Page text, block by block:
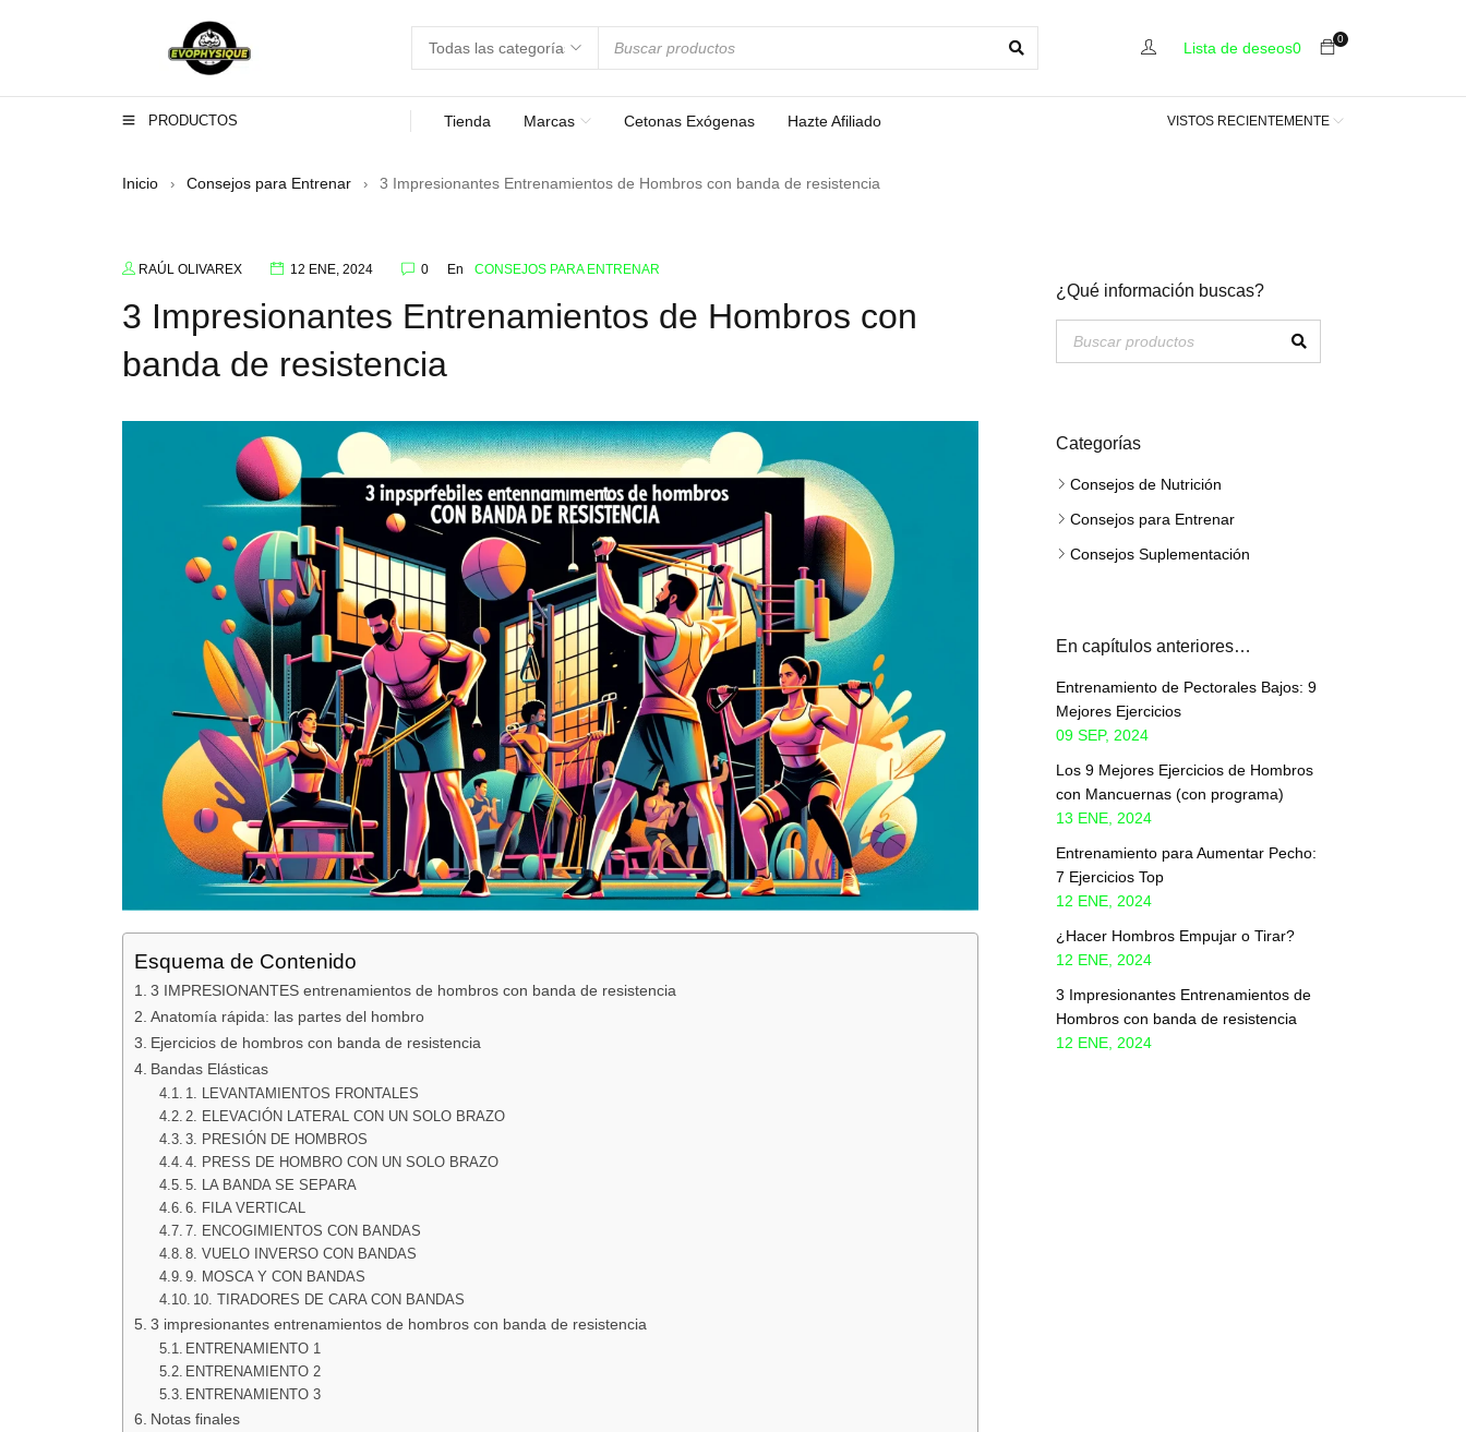
0
Lista de deseos0
PRODUCTOS Tienda Marcas Cetonas Exógenas Hazte Afiliado VISTOS RECIENTEMENTE
Inicio › Consejos para Entrenar › 3 Impresionantes Entrenamientos de Hombros con banda de resistencia
RAÚL OLIVAREX 12 ENE, 2024 0 En CONSEJOS PARA ENTRENAR
3 Impresionantes Entrenamientos de Hombros con
banda de resistencia
Esquema de Contenido
3 IMPRESIONANTES entrenamientos de hombros con banda de resistencia
Anatomía rápida: las partes del hombro
Ejercicios de hombros con banda de resistencia
Bandas Elásticas
1. LEVANTAMIENTOS FRONTALES
2. ELEVACIÓN LATERAL CON UN SOLO BRAZO
3. PRESIÓN DE HOMBROS
4. PRESS DE HOMBRO CON UN SOLO BRAZO
5. LA BANDA SE SEPARA
6. FILA VERTICAL
7. ENCOGIMIENTOS CON BANDAS
8. VUELO INVERSO CON BANDAS
9. MOSCA Y CON BANDAS
10. TIRADORES DE CARA CON BANDAS
3 impresionantes entrenamientos de hombros con banda de resistencia
ENTRENAMIENTO 1
ENTRENAMIENTO 2
ENTRENAMIENTO 3
Notas finales
¿Qué información buscas?
Categorías
Consejos de Nutrición
Consejos para Entrenar
Consejos Suplementación
En capítulos anteriores…
Entrenamiento de Pectorales Bajos: 9
Mejores Ejercicios
09 SEP, 2024
Los 9 Mejores Ejercicios de Hombros
con Mancuernas (con programa)
13 ENE, 2024
Entrenamiento para Aumentar Pecho:
7 Ejercicios Top
12 ENE, 2024
¿Hacer Hombros Empujar o Tirar?
12 ENE, 2024
3 Impresionantes Entrenamientos de
Hombros con banda de resistencia
12 ENE, 2024